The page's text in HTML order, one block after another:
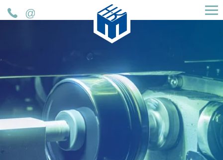
H&K Müller GmbH & Co. KG
Telefon
Mail